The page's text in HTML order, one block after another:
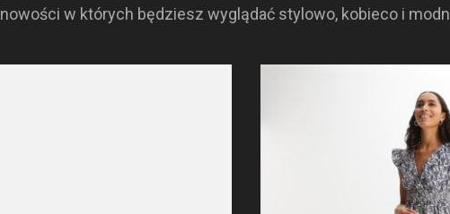
nowości w których będziesz wyglądać stylowo, kobieco i